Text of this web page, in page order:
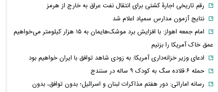
رقم تاریخی اجارۀ کشتی برای انتقال نفت عراق به خارج از هرمز
نتایج آزمون مدارس سمپاد اعلام شد
امام‌ جمعه اهواز: با افزایش برد موشک‌هایمان به ۱۵ هزار کیلومتر می‌خواهیم
عمق خاک آمریکا را بزنیم
ادعای وزیر خزانه‌داری آمریکا: به زودی شاهد توافق با ایران خواهیم بود
حمله ۶ قلاده سگ به کودک ۹ ساله در سنندج
رسانه اماراتی: دور هفتم مذاکرات لبنان و اسرائیل؛ بدون توافق، بدون